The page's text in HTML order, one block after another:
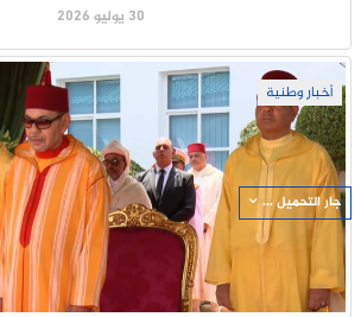
30 يوليو 2026
أخبار وطنية
جار التحميل ...